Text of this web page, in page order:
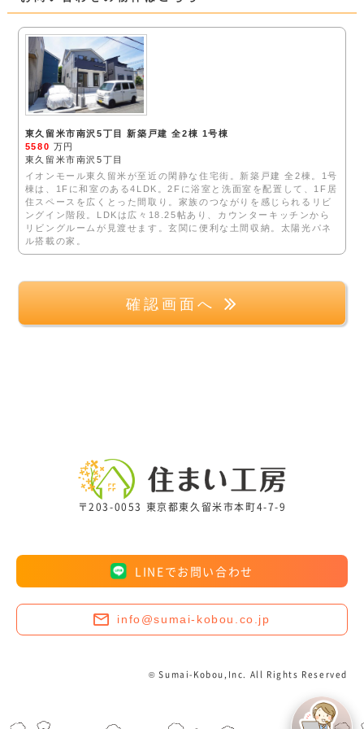
東久留米市南沢5丁目 新築戸建 全2棟 1号棟
5580 万円
東久留米市南沢5丁目
イオンモール東久留米が至近の閑静な住宅街。新築戸建 全2棟。1号
棟は、1Fに和室のある4LDK。2Fに浴室と洗面室を配置して、1F居
住スペースを広くとった間取り。家族のつながりを感じられるリビ
ングイン階段。LDKは広々18.25帖あり、カウンターキッチンから
リビングルームが見渡せます。玄関に便利な土間収納。太陽光パネ
ル搭載の家。
確認画面へ
〒203-0053 東京都東久留米市本町4-7-9
LINEでお問い合わせ
info@sumai-kobou.co.jp
© Sumai-Kobou,Inc. All Rights Reserved